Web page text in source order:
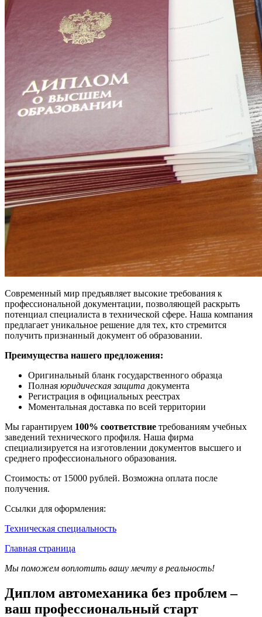
Современный мир предъявляет высокие требования к
профессиональной документации, позволяющей раскрыть
потенциал специалиста в технической сфере. Наша компания
предлагает уникальное решение для тех, кто стремится
получить признанный документ об образовании.
Преимущества нашего предложения:
Оригинальный бланк государственного образца
Полная юридическая защита документа
Регистрация в официальных реестрах
Моментальная доставка по всей территории
Мы гарантируем 100% соответствие требованиям учебных
заведений технического профиля. Наша фирма
специализируется на изготовлении документов высшего и
среднего профессионального образования.
Стоимость: от 15000 рублей. Возможна оплата после
получения.
Ссылки для оформления:
Техническая специальность
Главная страница
Мы поможем воплотить вашу мечту в реальность!
Диплом автомеханика без проблем –
ваш профессиональный старт